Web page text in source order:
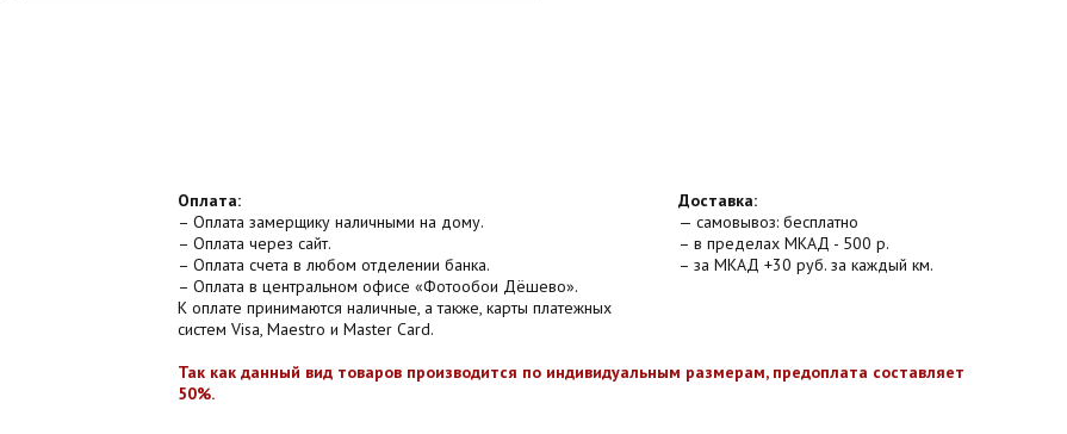
Оплата:
– Оплата замерщику наличными на дому.
– Оплата через сайт.
– Оплата счета в любом отделении банка.
– Оплата в центральном офисе «Фотообои Дёшево».
К оплате принимаются наличные, а также, карты платежных
систем Visa, Maestro и Master Card.
Доставка:
— самовывоз: бесплатно
– в пределах МКАД - 500 р.
– за МКАД +30 руб. за каждый км.
Так как данный вид товаров производится по индивидуальным размерам, предоплата составляет
50%.